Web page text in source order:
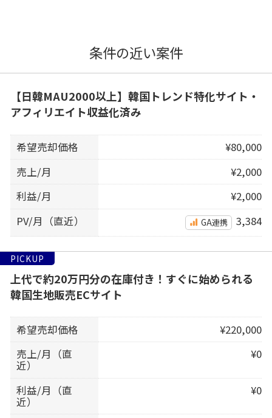
条件の近い案件
【日韓MAU2000以上】韓国トレンド特化サイト・
アフィリエイト収益化済み
希望売却価格
¥80,000
売上/月
¥2,000
利益/月
¥2,000
PV/月（直近）
GA連携 3,384
PICKUP
上代で約20万円分の在庫付き！すぐに始められる
韓国生地販売ECサイト
希望売却価格
¥220,000
売上/月（直
近）
¥0
利益/月（直
近）
¥0